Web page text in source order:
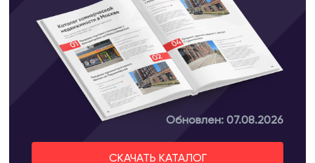
Обновлен: 07.08.2026
СКАЧАТЬ КАТАЛОГ